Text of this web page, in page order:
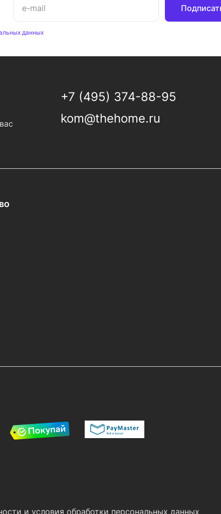
данных
+7 (495) 374-88-95
kom@thehome.ru
и условия обработки персональных данных